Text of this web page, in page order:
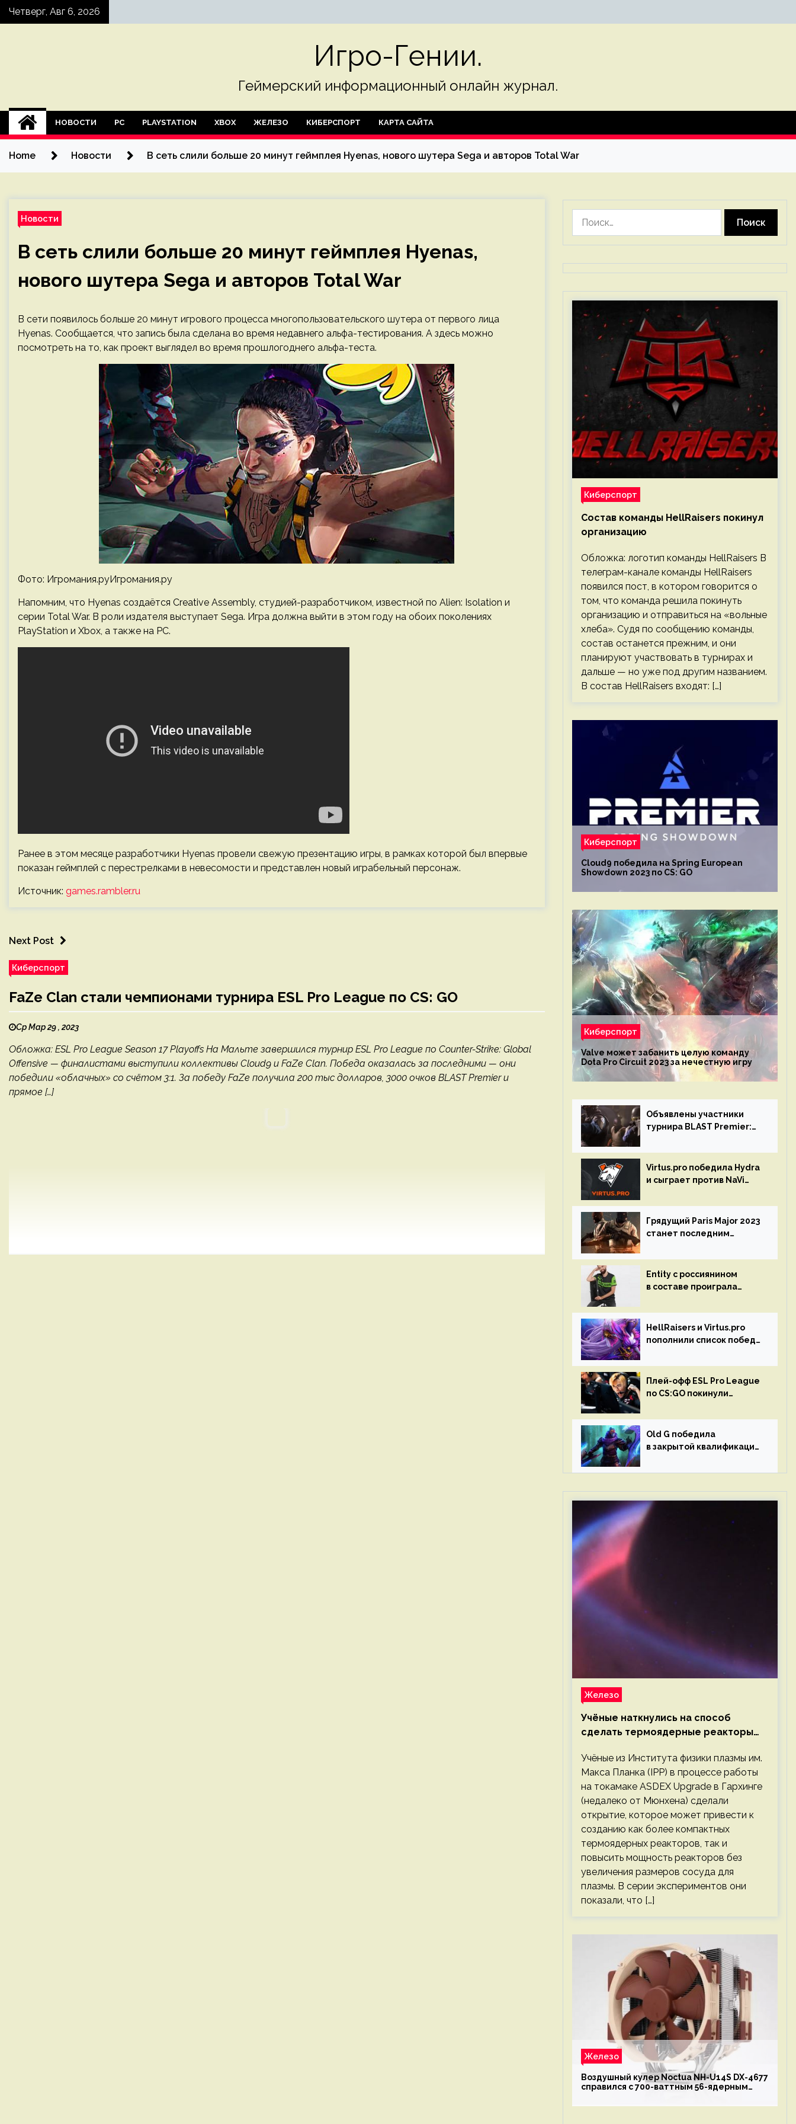
SkipЧетверг, Авг 6, 2026
Игро-Гении.
Геймерский информационный онлайн журнал.
НОВОСТИ PC PLAYSTATION XBOX ЖЕЛЕЗО КИБЕРСПОРТ КАРТА САЙТА
Home Новости В сеть слили больше 20 минут геймплея Hyenas, нового шутера Sega и авторов Total War
Новости
В сеть слили больше 20 минут геймплея Hyenas,
нового шутера Sega и авторов Total War
В сети появилось больше 20 минут игрового процесса многопользовательского шутера от первого лица
Hyenas. Сообщается, что запись была сделана во время недавнего альфа-тестирования. А здесь можно
посмотреть на то, как проект выглядел во время прошлогоднего альфа-теста.
Фото: Игромания.руИгромания.ру
Напомним, что Hyenas создаётся Creative Assembly, студией-разработчиком, известной по Alien: Isolation и
серии Total War. В роли издателя выступает Sega. Игра должна выйти в этом году на обоих поколениях
PlayStation и Xbox, а также на PC.
Ранее в этом месяце разработчики Hyenas провели свежую презентацию игры, в рамках которой был впервые
показан геймплей с перестрелками в невесомости и представлен новый играбельный персонаж.
Источник: games.rambler.ru
Next Post
Киберспорт
FaZe Clan стали чемпионами турнира ESL Pro League по CS: GO
Ср Мар 29 , 2023
Обложка: ESL Pro League Season 17 Playoffs На Мальте завершился турнир ESL Pro League по Counter-Strike: Global
Offensive — финалистами выступили коллективы Cloud9 и FaZe Clan. Победа оказалась за последними — они
победили «облачных» со счётом 3:1. За победу FaZe получила 200 тыс долларов, 3000 очков BLAST Premier и
прямое […]
Киберспорт
Состав команды HellRaisers покинул
организацию
Обложка: логотип команды HellRaisers В
телеграм-канале команды HellRaisers
появился пост, в котором говорится о
том, что команда решила покинуть
организацию и отправиться на «вольные
хлеба». Судя по сообщению команды,
состав останется прежним, и они
планируют участвовать в турнирах и
дальше — но уже под другим названием.
В состав HellRaisers входят: […]
Киберспорт
Cloud9 победила на Spring European
Showdown 2023 по CS: GO
Киберспорт
Valve может забанить целую команду
Dota Pro Circuit 2023 за нечестную игру
Объявлены участники
турнира BLAST Premier:
Virtus.pro победила Hydra
и сыграет против NaVi
Circuit
Грядущий Paris Major 2023
станет последним
GO
Entity с россиянином
в составе проиграла
Circuit 2023
HellRaisers и Virtus.pro
пополнили список побед
Плей-офф ESL Pro League
по CS:GO покинули
Old G победила
в закрытой квалификации
Западной Европы
Железо
Учёные наткнулись на способ
сделать термоядерные реакторы
Учёные из Института физики плазмы им.
Макса Планка (IPP) в процессе работы
на токамаке ASDEX Upgrade в Гархинге
(недалеко от Мюнхена) сделали
открытие, которое может привести к
созданию как более компактных
термоядерных реакторов, так и
повысить мощность реакторов без
увеличения размеров сосуда для
плазмы. В серии экспериментов они
показали, что […]
Железо
Воздушный кулер Noctua NH-U14S DX-4677
справился с 700-ваттным 56-ядерным